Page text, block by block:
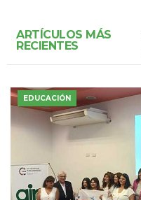
ARTÍCULOS MÁS
RECIENTES
EDUCACIÓN